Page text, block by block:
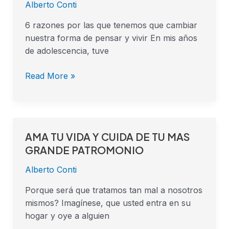
Alberto Conti
6 razones por las que tenemos que cambiar
nuestra forma de pensar y vivir En mis años
de adolescencia, tuve
que
cambiar?
Read More »
AMA TU VIDA Y CUIDA DE TU MAS
GRANDE PATROMONIO
Alberto Conti
Porque será que tratamos tan mal a nosotros
mismos? Imagínese, que usted entra en su
hogar y oye a alguien
AMA
TU
Y
CUIDA
DE
TU